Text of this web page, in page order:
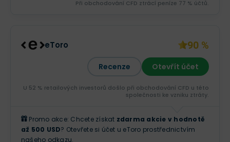
Při obchodování CFD ztrácí peníze 77 % účtů.
eToro 90 %
Recenze Otevřít účet
U 52 % retailových investorů došlo při obchodování CFD u této
společnosti ke vzniku ztráty.
Promo akce: Chcete získat zdarma akcie v hodnotě
až 500 USD? Otevřete si účet u eToro prostřednictvím
našeho odkazu.